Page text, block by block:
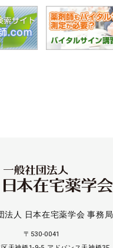
法人 日本在宅薬学会 事務局
〒530-0041